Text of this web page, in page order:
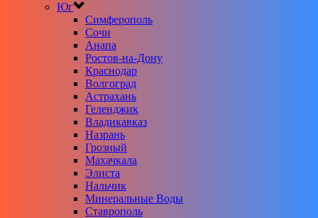
Юг
Симферополь
Сочи
Анапа
Ростов-на-Дону
Краснодар
Волгоград
Астрахань
Геленджик
Владикавказ
Назрань
Грозный
Махачкала
Элиста
Нальчик
Минеральные Воды
Ставрополь